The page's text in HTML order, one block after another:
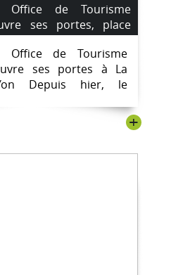
Office de Tourisme
ses portes, place
La Roche-sur-Yon.
Office de Tourisme
ses portes à La
Yon Depuis hier, le
+